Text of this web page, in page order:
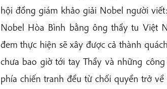
hội đồng giám khảo giải Nobel người
Nobel Hòa Bình bằng ông thầy tu Việt
đem thực hiện sẽ xây được cả thành
chưa bao giờ tới tay Thầy và những
phía chiến tranh đều từ chối quyền trở